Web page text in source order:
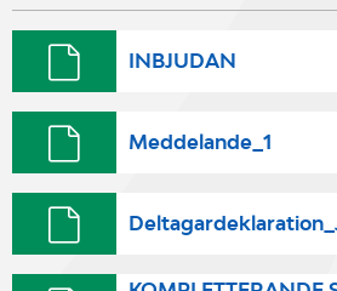
INBJUDAN
Meddelande_1